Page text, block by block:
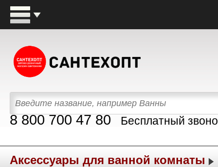
8 800 700 47 80 Бесплатный
Аксессуары для ванной комнаты